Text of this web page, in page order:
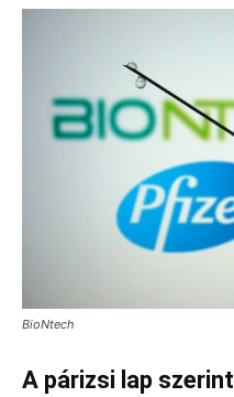
BioNtech
A párizsi lap